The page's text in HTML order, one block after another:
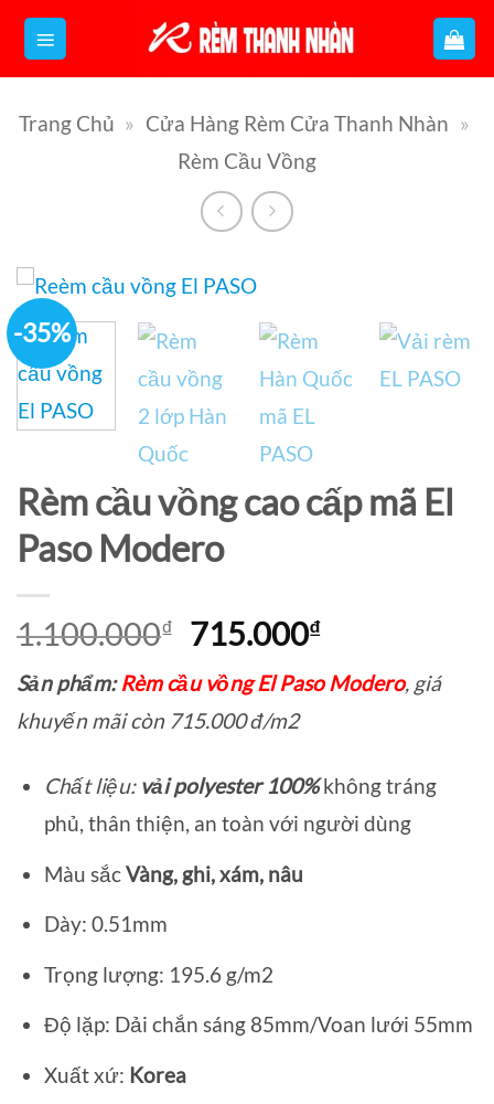
qua
dung
Trang Chủ » Cửa Hàng Rèm Cửa Thanh Nhàn »
Rèm Cầu Vồng
-35%
Rèm cầu vồng cao cấp mã El
Paso Modero
1.100.000₫
Giá
là:
1.100.000₫.
715.000₫Giá
tại
Sản phẩm:Rèm cầu vồng El Paso Modero, giá
khuyến mãi còn 715.000 đ/m2
Chất liệu: vải polyester 100%không tráng
phủ, thân thiện, an toàn với người dùng
Màu sắcVàng, ghi, xám, nâu
Dày: 0.51mm
Trọng lượng: 195.6 g/m2
Độ lặp: Dải chắn sáng 85mm/Voan lưới 55mm
Xuất xứ: Korea